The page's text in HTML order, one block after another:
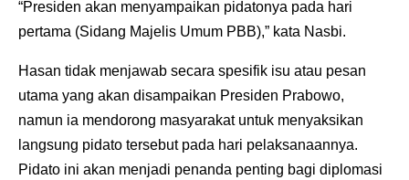
“Presiden akan menyampaikan pidatonya pada hari
pertama (Sidang Majelis Umum PBB),” kata Nasbi.
Hasan tidak menjawab secara spesifik isu atau pesan
utama yang akan disampaikan Presiden Prabowo,
namun ia mendorong masyarakat untuk menyaksikan
langsung pidato tersebut pada hari pelaksanaannya.
Pidato ini akan menjadi penanda penting bagi diplomasi